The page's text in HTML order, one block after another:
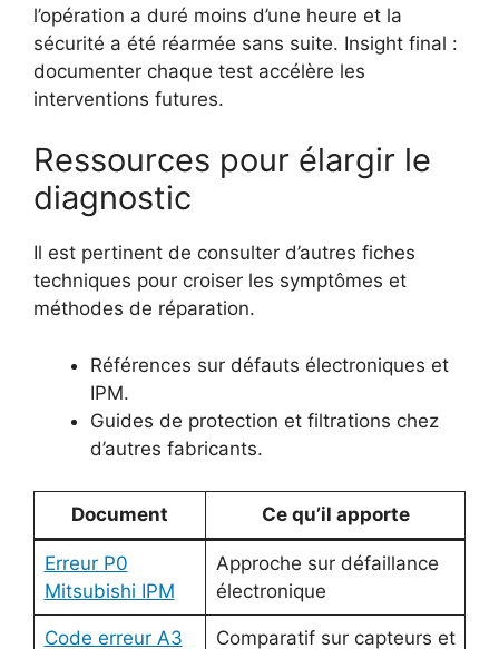
l’opération a duré moins d’une heure et la
sécurité a été réarmée sans suite. Insight final :
documenter chaque test accélère les
interventions futures.
Ressources pour élargir le
diagnostic
Il est pertinent de consulter d’autres fiches
techniques pour croiser les symptômes et
méthodes de réparation.
Références sur défauts électroniques et
IPM.
Guides de protection et filtrations chez
d’autres fabricants.
Document Ce qu’il apporte
Erreur P0
Mitsubishi IPM
Approche sur défaillance
électronique
Code erreur A3 Comparatif sur capteurs et